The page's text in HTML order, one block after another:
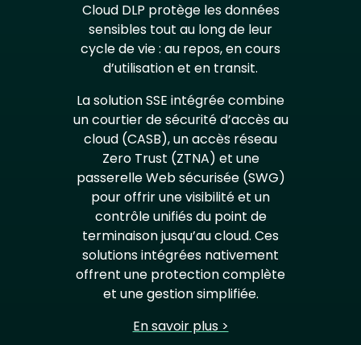
Cloud DLP protège les données
sensibles tout au long de leur
cycle de vie : au repos, en cours
d’utilisation et en transit.
La solution SSE intégrée combine
un courtier de sécurité d’accès au
cloud (CASB), un accès réseau
Zero Trust (ZTNA) et une
passerelle Web sécurisée (SWG)
pour offrir une visibilité et un
contrôle unifiés du point de
terminaison jusqu’au cloud. Ces
solutions intégrées nativement
offrent une protection complète
et une gestion simplifiée.
En savoir plus >